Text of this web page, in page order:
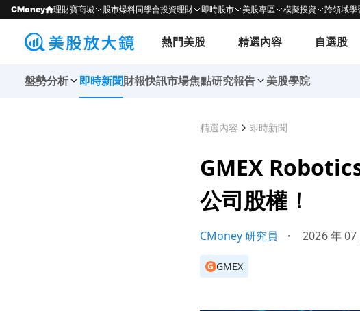
CMoney 理財寶商城 股市爆料同學會投資理財 即時股市 美股專區 模擬投資 跨領域學
熱門美股 精選內容 自選股
盤勢分析 即時新聞財報快訊市場焦點研究報告 美股學院
精選內容 即時新聞
GMEX
公司股權！
CMoney 研究員 ・ 2026 年 07
G GMEX